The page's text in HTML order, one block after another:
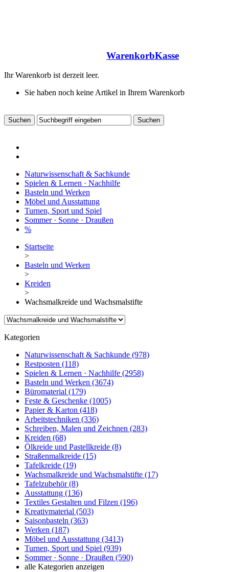
WarenkorbKasse
Ihr Warenkorb ist derzeit leer.
Sie haben noch keine Artikel in Ihrem Warenkorb
Naturwissenschaft & Sachkunde
Spielen & Lernen · Nachhilfe
Basteln und Werken
Möbel und Ausstattung
Turnen, Sport und Spiel
Sommer · Sonne · Draußen
%
Startseite
>
Basteln und Werken
>
Kreiden
>
Wachsmalkreide und Wachsmalstifte
Kategorien
Naturwissenschaft & Sachkunde (978)
Restposten (118)
Spielen & Lernen · Nachhilfe (2958)
Basteln und Werken (3674)
Büromaterial (179)
Feste & Geschenke (1005)
Papier & Karton (418)
Arbeitstechniken (336)
Schreiben, Malen und Zeichnen (283)
Kreiden (68)
Ölkreide und Pastellkreide (8)
Straßenmalkreide (15)
Tafelkreide (19)
Wachsmalkreide und Wachsmalstifte (17)
Tafelzubehör(8)
Ausstattung (136)
Textiles Gestalten und Filzen (196)
Kreativmaterial (503)
Saisonbasteln (363)
Werken (187)
Möbel und Ausstattung (3413)
Turnen, Sport und Spiel (939)
Sommer · Sonne · Draußen (590)
alle Kategorien anzeigen